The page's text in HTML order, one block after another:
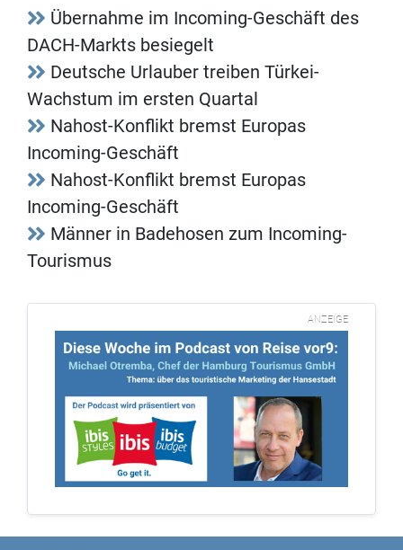
Übernahme im Incoming-Geschäft des
DACH-Markts besiegelt
Deutsche Urlauber treiben Türkei-
Wachstum im ersten Quartal
Nahost-Konflikt bremst Europas
Incoming-Geschäft
Nahost-Konflikt bremst Europas
Incoming-Geschäft
Männer in Badehosen zum Incoming-
Tourismus
ANZEIGE